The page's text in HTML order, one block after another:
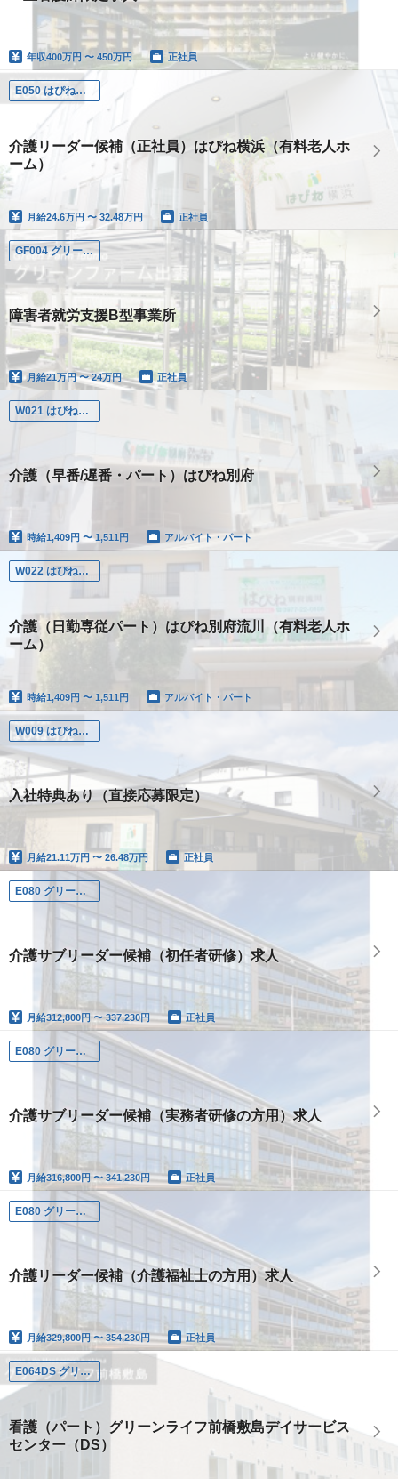
年収400万円 〜 450万円 正社員
E050 はぴね横浜
介護リーダー候補（正社員）はぴね横浜（有料老人ホ
ーム）
月給24.6万円 〜 32.48万円 正社員
GF004 グリーンファーム出雲
障害者就労支援B型事業所
月給21万円 〜 24万円 正社員
W021 はぴね別府
介護（早番/遅番・パート）はぴね別府
時給1,409円 〜 1,511円 アルバイト・パート
W022 はぴね別府流川
介護（日勤専従パート）はぴね別府流川（有料老人ホ
ーム）
時給1,409円 〜 1,511円 アルバイト・パート
W009 はぴね可児
入社特典あり（直接応募限定）
月給21.11万円 〜 26.48万円 正社員
E080 グリーンライフ仲池上
介護サブリーダー候補（初任者研修）求人
月給312,800円 〜 337,230円 正社員
E080 グリーンライフ仲池上
介護サブリーダー候補（実務者研修の方用）求人
月給316,800円 〜 341,230円 正社員
E080 グリーンライフ仲池上
介護リーダー候補（介護福祉士の方用）求人
月給329,800円 〜 354,230円 正社員
E064DS グリーンライフ前橋敷島デイサービスセンター
看護（パート）グリーンライフ前橋敷島デイサービス
センター（DS）